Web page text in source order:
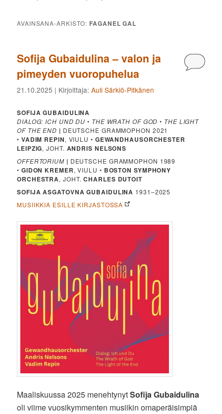
AVAINSANA-ARKISTO: FAGANEL GAL
Sofija Gubaidulina – valon ja
pimeyden vuoropuhelua
21.10.2025 | Kirjoittaja:Auli Särkiö-Pitkänen
SOFIJA GUBAIDULINA
DIALOG: ICH UND DU • THE WRATH OF GOD • THE LIGHT
OF THE END | DEUTSCHE GRAMMOPHON 2021
• VADIM REPIN, VIULU • GEWANDHAUSORCHESTER
LEIPZIG, JOHT. ANDRIS NELSONS
OFFERTORIUM | DEUTSCHE GRAMMOPHON 1989
• GIDON KREMER, VIULU • BOSTON SYMPHONY
ORCHESTRA, JOHT.CHARLES DUTOIT
SOFIJA ASGATOVNA GUBAIDULINA 1931–2025
MUSIIKKIA ESILLE KIRJASTOSSA
Maaliskuussa 2025 menehtynytSofija Gubaidulina
oli viime vuosikymmenten musiikin omaperäisimpiä